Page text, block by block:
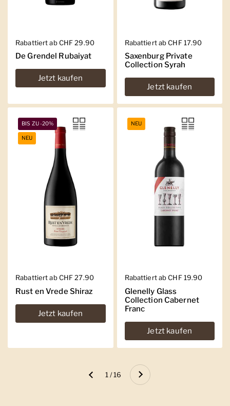
Regulärer Preis
Rabattiert ab CHF 29.90
De Grendel Rubaiyat
Jetzt kaufen
Regulärer Preis
Rabattiert ab CHF 17.90
Saxenburg Private
Collection Syrah
Jetzt kaufen
Regulärer Preis
Rabattiert ab CHF 27.90
Rust en Vrede Shiraz
Jetzt kaufen
BIS ZU -20%
NEU
Regulärer Preis
Rabattiert ab CHF 19.90
Glenelly Glass
Collection Cabernet
Franc
Jetzt kaufen
NEU
Zurück 1 / 16 Weiter